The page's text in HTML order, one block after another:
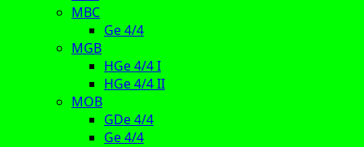
MBC
Ge 4/4
MGB
HGe 4/4 I
HGe 4/4 II
MOB
GDe 4/4
Ge 4/4